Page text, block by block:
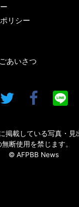
リシー
あいさつ
掲載している写真・見
無断使用を禁じます。
© AFPBB News